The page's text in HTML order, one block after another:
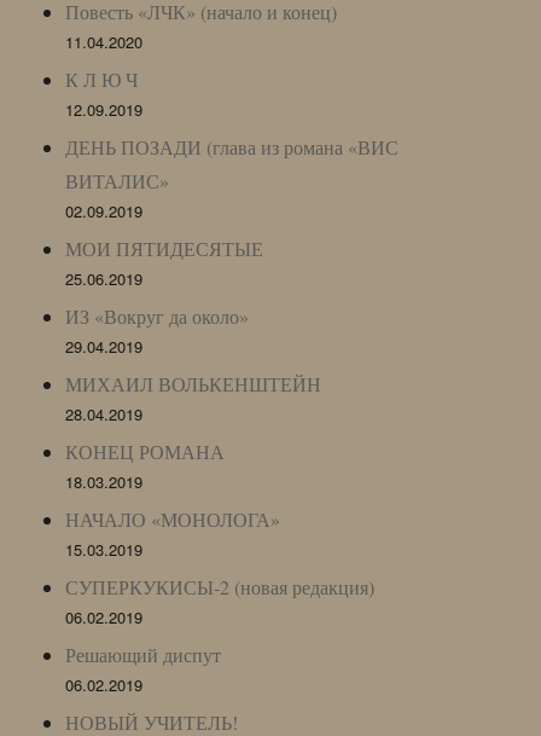
Повесть «ЛЧК» (начало и конец)
11.04.2020
К Л Ю Ч
12.09.2019
ДЕНЬ ПОЗАДИ (глава из романа «ВИС
ВИТАЛИС»
02.09.2019
МОИ ПЯТИДЕСЯТЫЕ
25.06.2019
ИЗ «Вокруг да около»
29.04.2019
МИХАИЛ ВОЛЬКЕНШТЕЙН
28.04.2019
КОНЕЦ РОМАНА
18.03.2019
НАЧАЛО «МОНОЛОГА»
15.03.2019
СУПЕРКУКИСЫ-2 (новая редакция)
06.02.2019
Решающий диспут
06.02.2019
НОВЫЙ УЧИТЕЛЬ!